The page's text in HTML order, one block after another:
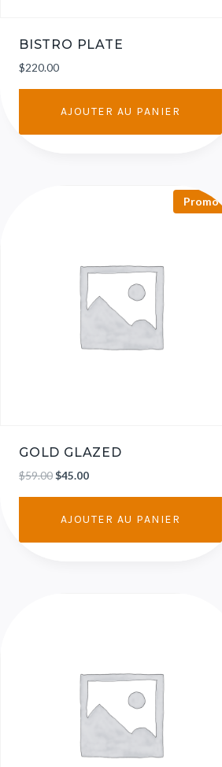
BISTRO PLATE
$220.00
AJOUTER AU PANIER
Promo !
GOLD GLAZED
$59.00$45.00
AJOUTER AU PANIER